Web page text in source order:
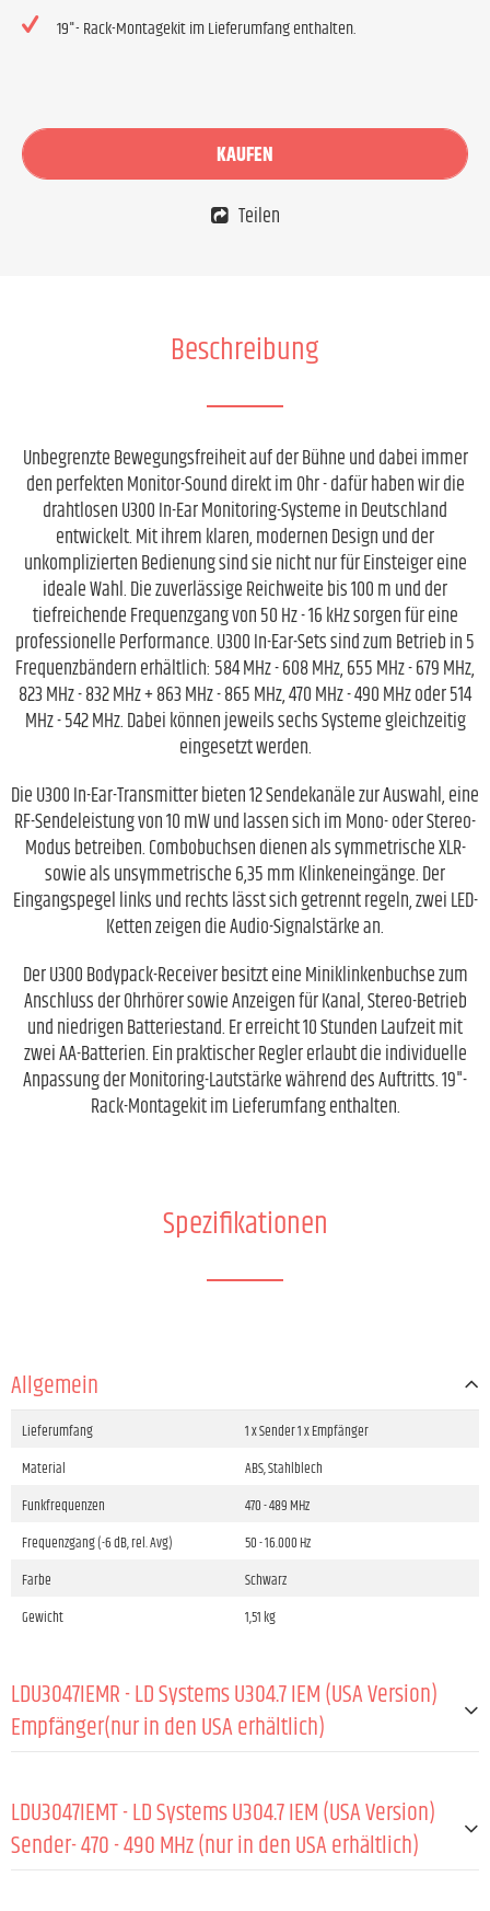
19"- Rack-Montagekit im Lieferumfang enthalten.
KAUFEN
Teilen
Beschreibung
Unbegrenzte Bewegungsfreiheit auf der Bühne und dabei immer
den perfekten Monitor-Sound direkt im Ohr - dafür haben wir die
drahtlosen U300 In-Ear Monitoring-Systeme in Deutschland
entwickelt. Mit ihrem klaren, modernen Design und der
unkomplizierten Bedienung sind sie nicht nur für Einsteiger eine
ideale Wahl. Die zuverlässige Reichweite bis 100 m und der
tiefreichende Frequenzgang von 50 Hz - 16 kHz sorgen für eine
professionelle Performance. U300 In-Ear-Sets sind zum Betrieb in 5
Frequenzbändern erhältlich: 584 MHz - 608 MHz, 655 MHz - 679 MHz,
823 MHz - 832 MHz + 863 MHz - 865 MHz, 470 MHz - 490 MHz oder 514
MHz - 542 MHz. Dabei können jeweils sechs Systeme gleichzeitig
eingesetzt werden.
Die U300 In-Ear-Transmitter bieten 12 Sendekanäle zur Auswahl, eine
RF-Sendeleistung von 10 mW und lassen sich im Mono- oder Stereo-
Modus betreiben. Combobuchsen dienen als symmetrische XLR-
sowie als unsymmetrische 6,35 mm Klinkeneingänge. Der
Eingangspegel links und rechts lässt sich getrennt regeln, zwei LED-
Ketten zeigen die Audio-Signalstärke an.
Der U300 Bodypack-Receiver besitzt eine Miniklinkenbuchse zum
Anschluss der Ohrhörer sowie Anzeigen für Kanal, Stereo-Betrieb
und niedrigen Batteriestand. Er erreicht 10 Stunden Laufzeit mit
zwei AA-Batterien. Ein praktischer Regler erlaubt die individuelle
Anpassung der Monitoring-Lautstärke während des Auftritts. 19"-
Rack-Montagekit im Lieferumfang enthalten.
Spezifikationen
Allgemein
Lieferumfang
1 x Sender 1 x Empfänger
Material
ABS, Stahlblech
Funkfrequenzen
470 - 489 MHz
Frequenzgang (-6 dB, rel. Avg)
50 - 16.000 Hz
Farbe
Schwarz
Gewicht
1,51 kg
LDU3047IEMR - LD Systems U304.7 IEM (USA Version)
Empfänger(nur in den USA erhältlich)
Material
ABS
LDU3047IEMT - LD Systems U304.7 IEM (USA Version)
Sender- 470 - 490 MHz (nur in den USA erhältlich)